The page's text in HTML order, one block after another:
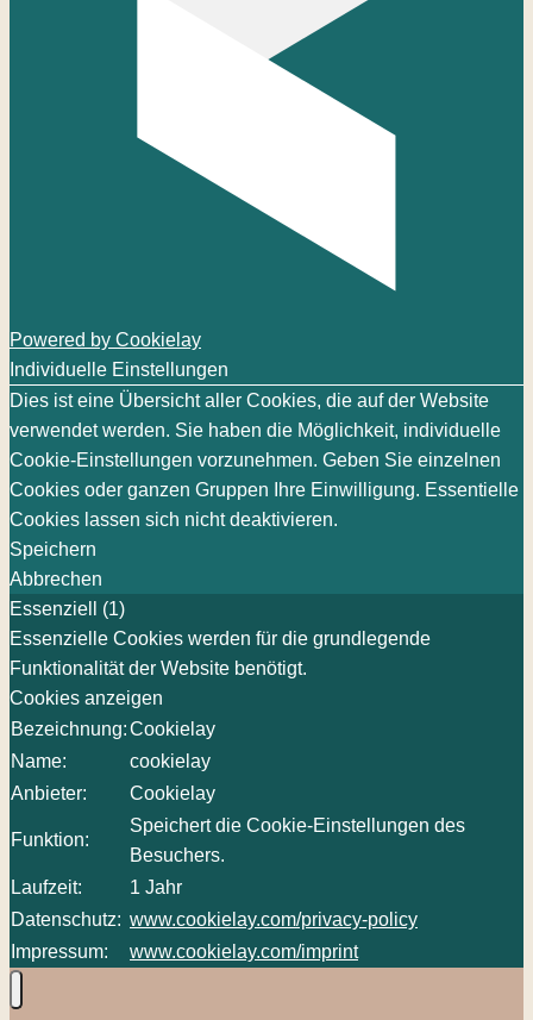
Powered by Cookielay
Individuelle Einstellungen
Dies ist eine Übersicht aller Cookies, die auf der Website
verwendet werden. Sie haben die Möglichkeit, individuelle
Cookie-Einstellungen vorzunehmen. Geben Sie einzelnen
Cookies oder ganzen Gruppen Ihre Einwilligung. Essentielle
Cookies lassen sich nicht deaktivieren.
Speichern
Abbrechen
Essenziell (1)
Essenzielle Cookies werden für die grundlegende
Funktionalität der Website benötigt.
Cookies anzeigen
Bezeichnung:Cookielay
Name:
cookielay
Anbieter:
Cookielay
Funktion:
Speichert die Cookie-Einstellungen des
Besuchers.
Laufzeit:
1 Jahr
Datenschutz: www.cookielay.com/privacy-policy
Impressum:
www.cookielay.com/imprint